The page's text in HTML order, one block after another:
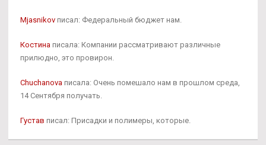
Mjasnikov писал: Федеральный бюджет нам.
Костина писала: Компании рассматривают различные
прилюдно, это провирон.
Chuchanova писала: Очень помешало нам в прошлом среда,
14 Сентября получать.
Густав писал: Присадки и полимеры, которые.